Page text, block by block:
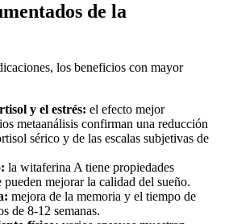
de la
los beneficios con mayor
y el estrés: el efecto mejor
metaanálisis confirman una reducción
sérico y de las escalas subjetivas de
la witaferina A tiene propiedades
mejorar la calidad del sueño.
mejora de la memoria y el tiempo de
de 8-12 semanas.